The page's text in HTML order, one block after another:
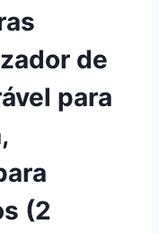
de
para
(2